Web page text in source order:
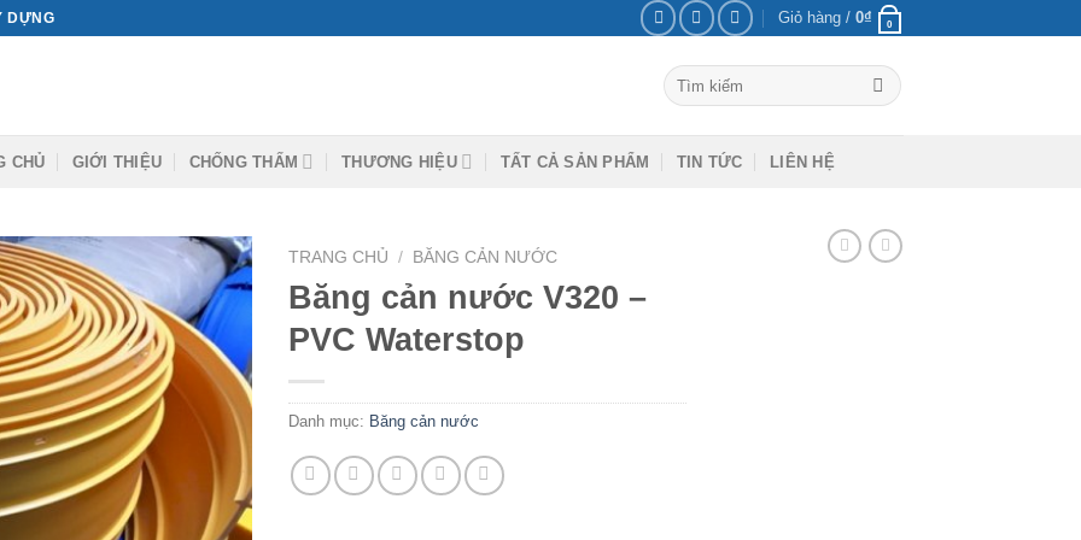
DỰNG Giỏ hàng / 0₫ 0
Tìm
kiếm:
CHỦ GIỚI THIỆU CHỐNG THẤM THƯƠNG HIỆU TẤT CẢ SẢN PHẨM TIN TỨC LIÊN HỆ
TRANG CHỦ / BĂNG CẢN NƯỚC
Băng cản nước V320 –
PVC Waterstop
Danh mục: Băng cản nước